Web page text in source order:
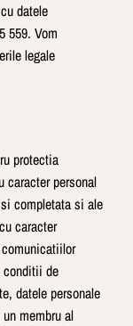
datele
559. Vom
legale
protectia
caracter personal
completata si ale
caracter
conditii de
datele personale
membru al